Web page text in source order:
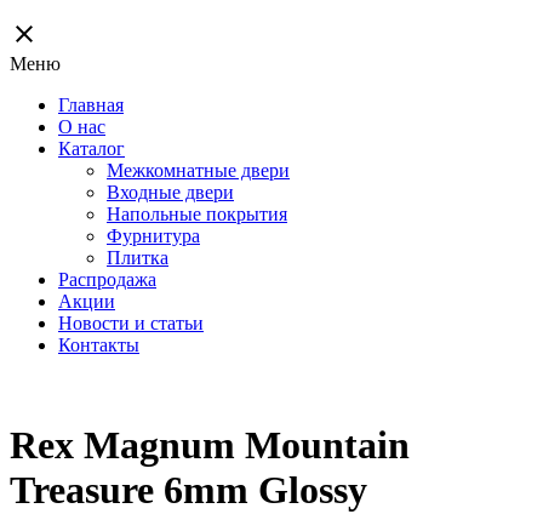
close
Меню
Главная
О нас
Каталог
Межкомнатные двери
Входные двери
Напольные покрытия
Фурнитура
Плитка
Распродажа
Акции
Новости и статьи
Контакты
Rex Magnum Mountain
Treasure 6mm Glossy